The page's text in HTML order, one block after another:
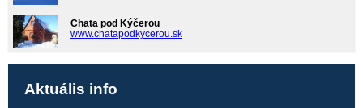
Chata pod Kýčerou
www.chatapodkycerou.sk
Aktuális info